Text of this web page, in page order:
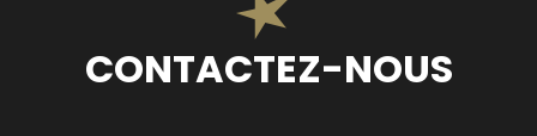
CONTACTEZ-NOUS